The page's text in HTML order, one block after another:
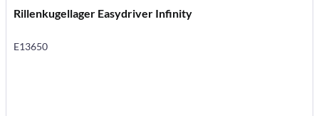
Rillenkugellager Easydriver Infinity
E13650